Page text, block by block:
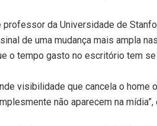
da Universidade de
de uma mudança mais ampla
o tempo gasto no escritório tem
visibilidade que cancela o home
não aparecem na mídia”,